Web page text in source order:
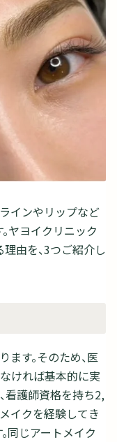
インやリップなど
ヤヨイクリニック
由を、3つご紹介し
す。そのため、医
ければ基本的に実
看護師資格を持ち2,
イクを経験してき
同じアートメイク